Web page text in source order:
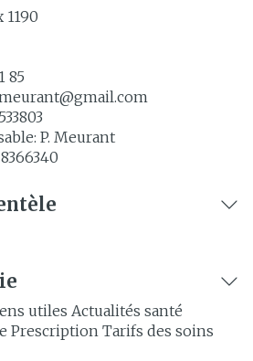
1190
85
gmail.com
533803
P. Meurant
utiles Actualités santé
Prescription Tarifs des soins